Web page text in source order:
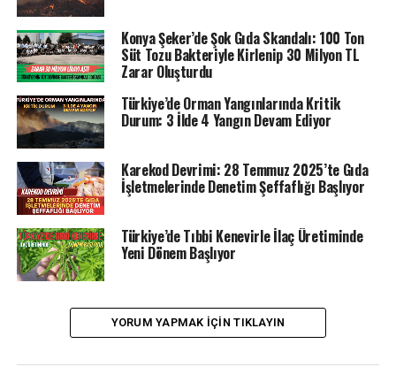
Konya Şeker’de Şok Gıda Skandalı: 100 Ton
Süt Tozu Bakteriyle Kirlenip 30 Milyon TL
Zarar Oluşturdu
Türkiye’de Orman Yangınlarında Kritik
Durum: 3 İlde 4 Yangın Devam Ediyor
Karekod Devrimi: 28 Temmuz 2025’te Gıda
İşletmelerinde Denetim Şeffaflığı Başlıyor
Türkiye’de Tıbbi Kenevirle İlaç Üretiminde
Yeni Dönem Başlıyor
YORUM YAPMAK IÇIN TIKLAYIN